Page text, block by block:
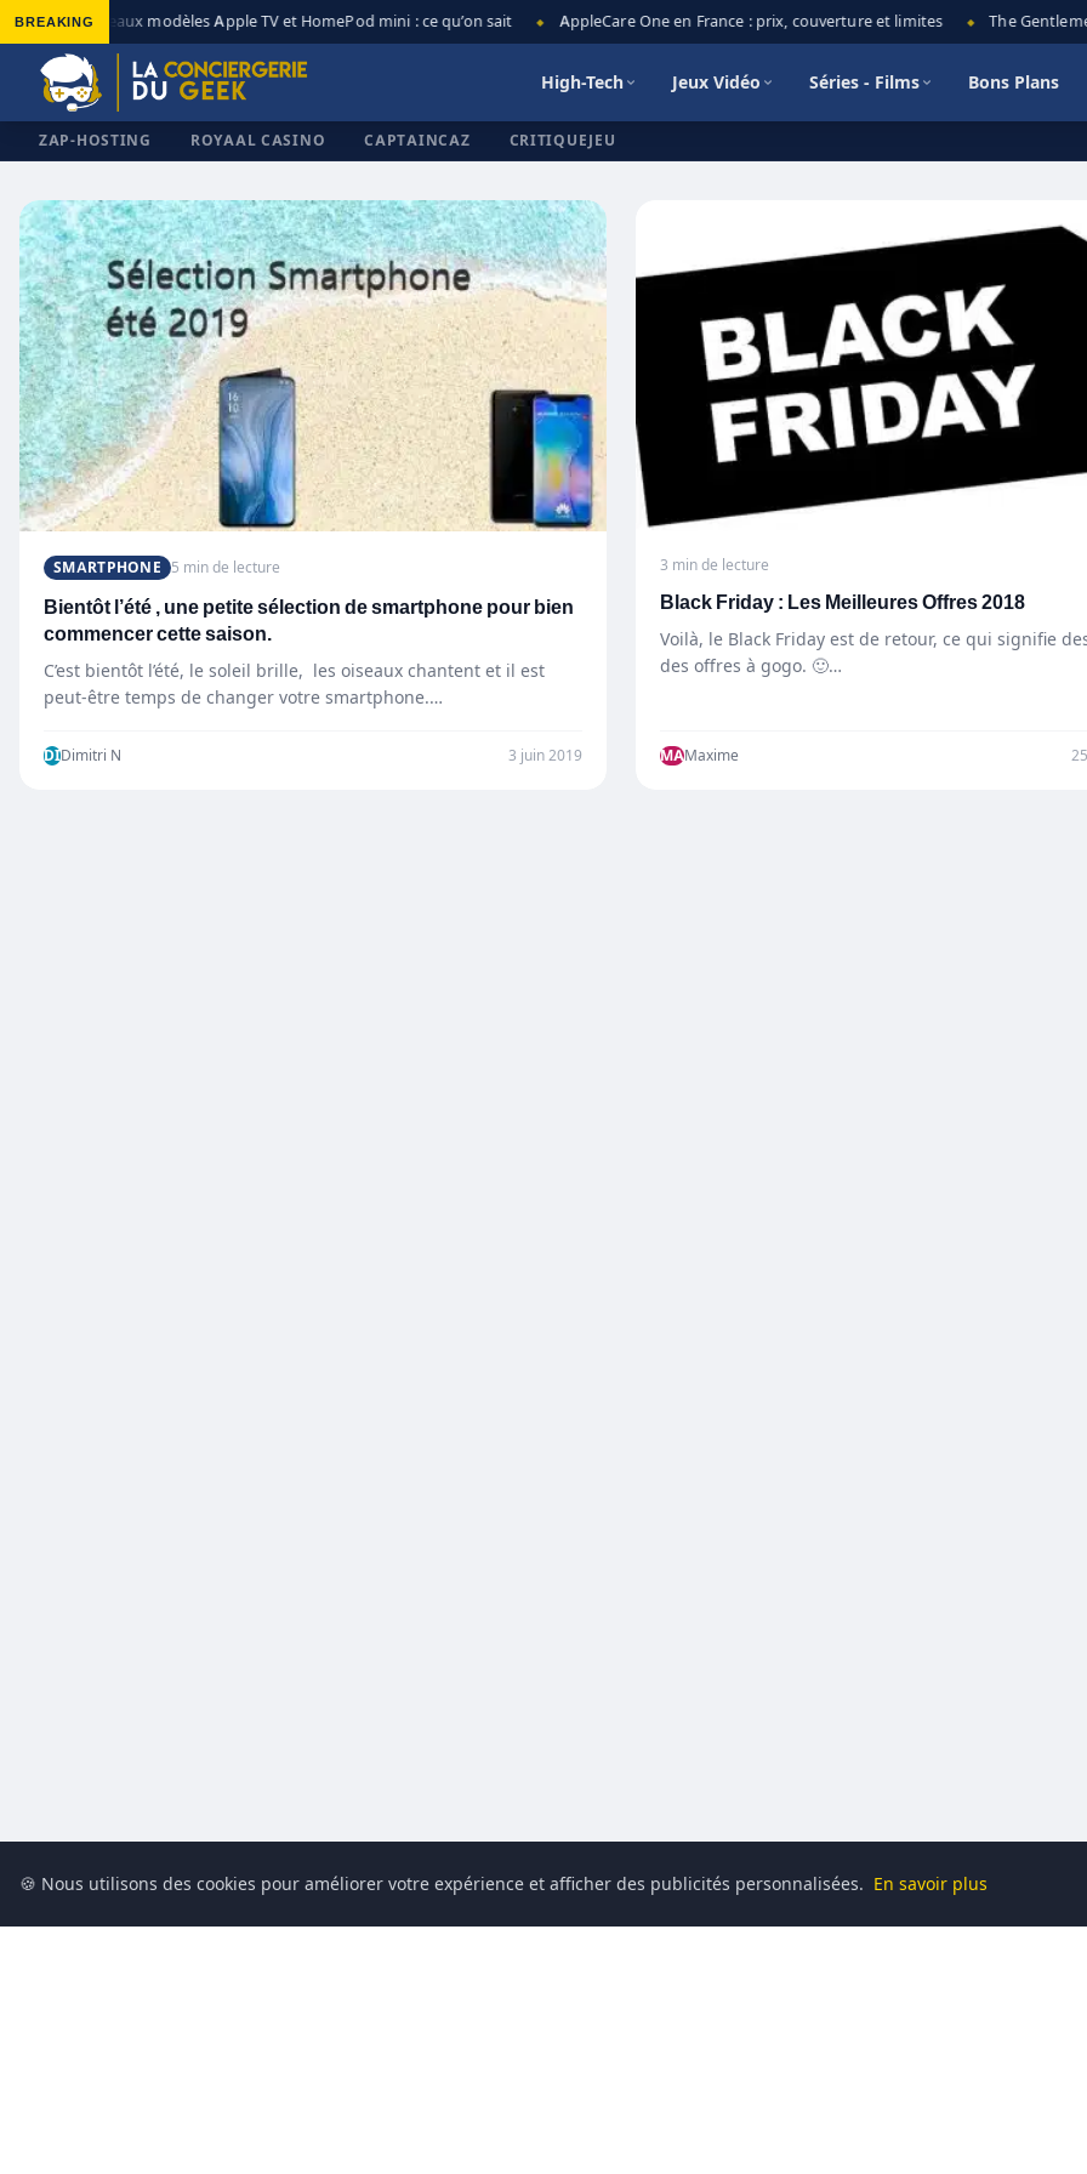
BREAKING
◆ Nouveaux modèles Apple TV et HomePod mini : ce qu’on sait AppleCare One en France : prix, couverture et limites The
High-Tech Jeux Vidéo Séries - Films Bons Plans
ZAP-HOSTING ROYAAL CASINO CAPTAINCAZ CRITIQUEJEU
✕
SMARTPHONE 5 min de lecture
Bientôt l’été , une petite sélection de smartphone pour bien
commencer cette saison.
C’est bientôt l’été, le soleil brille, les oiseaux chantent et il est
peut-être temps de changer votre smartphone.…
DIDimitri N 3 juin 2019
3 min de lecture
Black Friday : Les Meilleures Offres 2018
Voilà, le Black Friday est de retour, ce qui signifie
des offres à gogo. 🙂…
MAMaxime
🍪 Nous utilisons des cookies pour améliorer votre expérience et afficher des publicités personnalisées. En savoir plus